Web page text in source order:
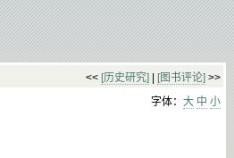
<< [历史研究] [图书评论] >>
字体： 大 中 小